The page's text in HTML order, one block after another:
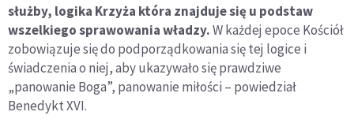
służby, logika Krzyża która znajduje się u podstaw
wszelkiego sprawowania władzy.W każdej epoce Kościół
zobowiązuje się do podporządkowania się tej logice i
świadczenia o niej, aby ukazywało się prawdziwe
„panowanie Boga”, panowanie miłości – powiedział
Benedykt XVI.